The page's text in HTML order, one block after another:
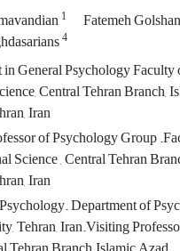
1 Fatemeh
4
General Psychology
Central Tehran Branch,
Iran
of Psychology Group
Science , Central Tehran
Iran
Department of
Tehran, Iran.Visiting